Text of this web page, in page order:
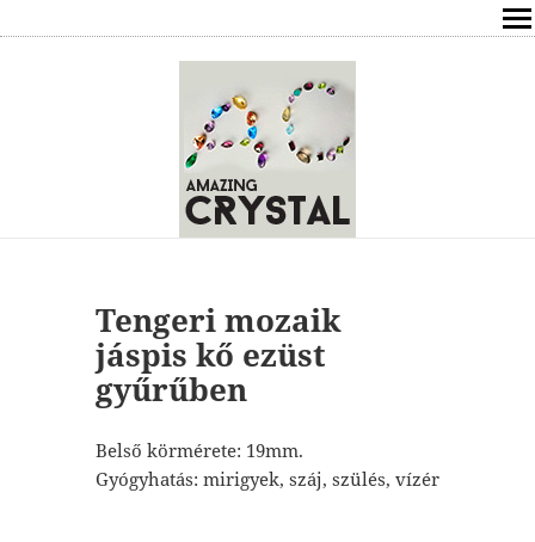
ÍRÁSOK
ÁSVÁNYOK HATÁSAI
ELÉRHETŐSÉG
ONLINE GYÓGYÍTÁS,TANÁCSADÁS
VÁSÁRLÁS / KOSÁR
Tengeri mozaik
jáspis kő ezüst
gyűrűben
Belső körmérete: 19mm.
Gyógyhatás: mirigyek, száj, szülés, vízér